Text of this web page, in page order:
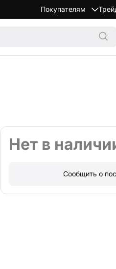
Покупателям
Нет в
Сообщить о